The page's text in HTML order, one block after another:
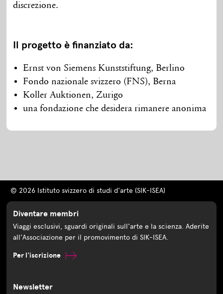
discrezione.
Il progetto è finanziato da:
Ernst von Siemens Kunststiftung, Berlino
Fondo nazionale svizzero (FNS), Berna
Koller Auktionen, Zurigo
una fondazione che desidera rimanere anonima
© 2026 Istituto svizzero di studi d'arte (SIK-ISEA)
Diventare membri
Viaggi esclusivi, sguardi originali sull'arte e la scienza. Aderite
all'Associazione per il promovimento di SIK-ISEA.
Per l'iscrizione
Newsletter